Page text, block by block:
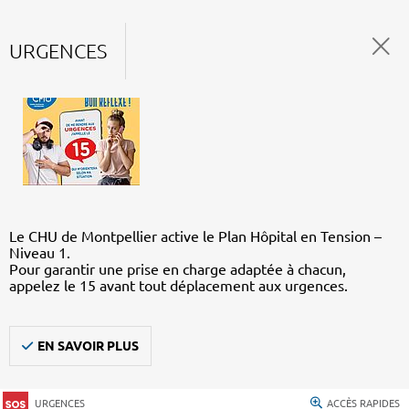
URGENCES
Le CHU de Montpellier active le Plan Hôpital en Tension –
Niveau 1.
Pour garantir une prise en charge adaptée à chacun,
appelez le 15 avant tout déplacement aux urgences.
EN SAVOIR PLUS
URGENCES ACCÈS RAPIDES